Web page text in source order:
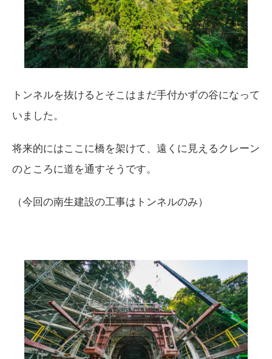
トンネルを抜けるとそこはまだ手付かずの谷になって
いました。
将来的にはここに橋を架けて、遠くに見えるクレーン
のところに道を通すそうです。
（今回の南生建設の工事はトンネルのみ）